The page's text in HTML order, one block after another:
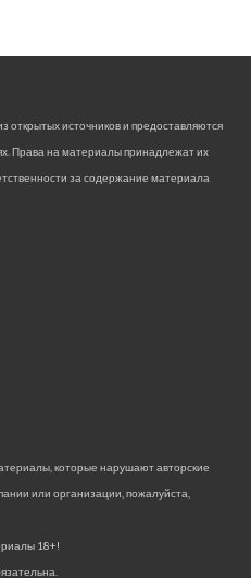
открытых источников и предоставляются
Права на материалы принадлежат их
за содержание материала
которые нарушают авторские
или организации, пожалуйста,
18+!